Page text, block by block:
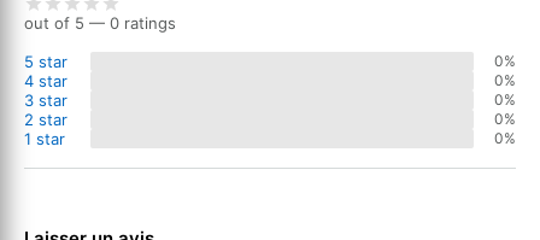
out of 5 — 0 ratings
5 star
0%
4 star 0%
3 star 0%
2 star 0%
1 star 0%